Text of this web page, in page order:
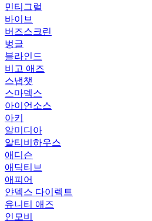
민티그럴
바이브
버즈스크린
벙글
블라인드
비고 애즈
스냅챗
스마덱스
아이언소스
아키
알미디아
알티비하우스
애디슨
애딕티브
애피어
얀덱스 다이렉트
유니티 애즈
인모비